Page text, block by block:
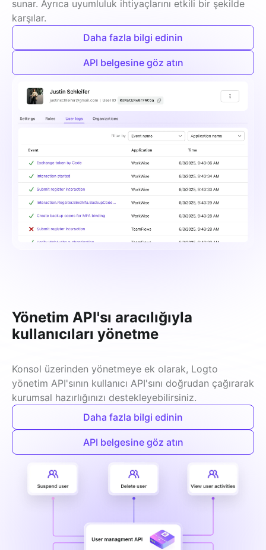
sunar. Ayrıca uyumluluk ihtiyaçlarını etkili bir şekilde
karşılar.
Daha fazla bilgi edinin
API belgesine göz atın
Yönetim API'sı aracılığıyla
kullanıcıları yönetme
Konsol üzerinden yönetmeye ek olarak, Logto
yönetim API'sının kullanıcı API'sını doğrudan çağırarak
kurumsal hazırlığınızı destekleyebilirsiniz.
Daha fazla bilgi edinin
API belgesine göz atın